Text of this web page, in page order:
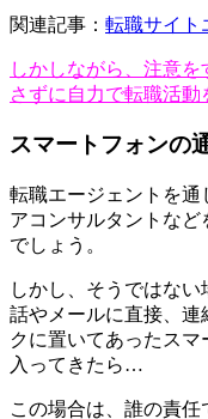
関連記事： 転職サイト
しかしながら、注意
さずに自力で転職活動
スマートフォンの
転職エージェントを通
アコンサルタントな
でしょう。
しかし、そうではな
話やメールに直接、連
クに置いてあったス
入ってきたら…
この場合は、誰の責任